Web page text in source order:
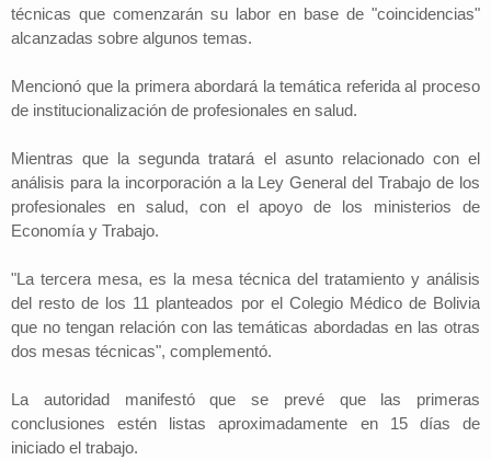
técnicas que comenzarán su labor en base de "coincidencias"
alcanzadas sobre algunos temas.
Mencionó que la primera abordará la temática referida al proceso
de institucionalización de profesionales en salud.
Mientras que la segunda tratará el asunto relacionado con el
análisis para la incorporación a la Ley General del Trabajo de los
profesionales en salud, con el apoyo de los ministerios de
Economía y Trabajo.
"La tercera mesa, es la mesa técnica del tratamiento y análisis
del resto de los 11 planteados por el Colegio Médico de Bolivia
que no tengan relación con las temáticas abordadas en las otras
dos mesas técnicas", complementó.
La autoridad manifestó que se prevé que las primeras
conclusiones estén listas aproximadamente en 15 días de
iniciado el trabajo.